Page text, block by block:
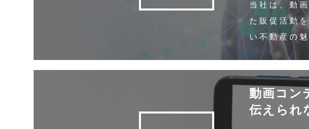
当社は、動
た販促活動
い不動産の
動画コン
伝えられ